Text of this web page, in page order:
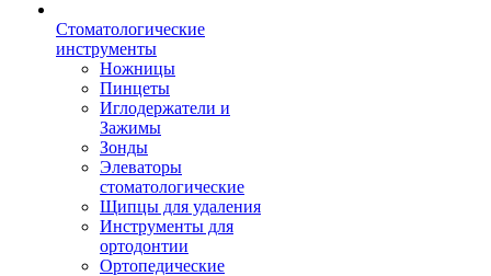
Стоматологические
инструменты
Ножницы
Пинцеты
Иглодержатели и
Зажимы
Зонды
Элеваторы
стоматологические
Щипцы для удаления
Инструменты для
ортодонтии
Ортопедические